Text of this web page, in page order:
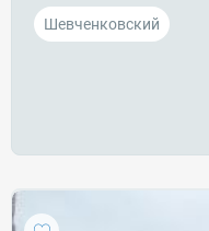
Шевченковский